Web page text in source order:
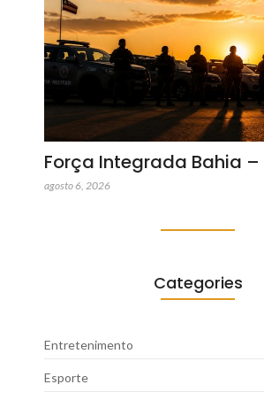
Força Integrada Bahia –
agosto 6, 2026
Categories
Entretenimento
Esporte